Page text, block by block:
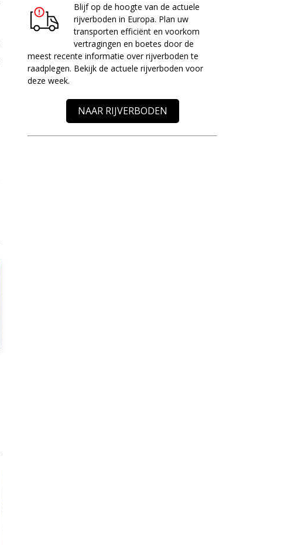
Blijf op de hoogte van de actuele
rijverboden in Europa. Plan uw
transporten efficiënt en voorkom
vertragingen en boetes door de
meest recente informatie over rijverboden te
raadplegen. Bekijk de actuele rijverboden voor
deze week.
NAAR RIJVERBODEN